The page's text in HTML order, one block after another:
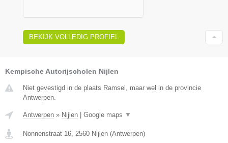
BEKIJK VOLLEDIG PROFIEL
Kempische Autorijscholen Nijlen
Niet gevestigd in de plaats Ramsel, maar wel in de provincie
Antwerpen.
Antwerpen » Nijlen Google maps ▼
Nonnenstraat 16 2560 Nijlen (Antwerpen)